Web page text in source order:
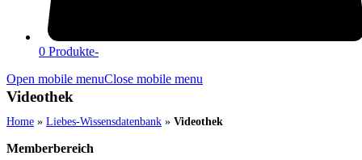
0 Produkte-
Open mobile menuClose mobile menu
Videothek
Home » Liebes-Wissensdatenbank » Videothek
Memberbereich